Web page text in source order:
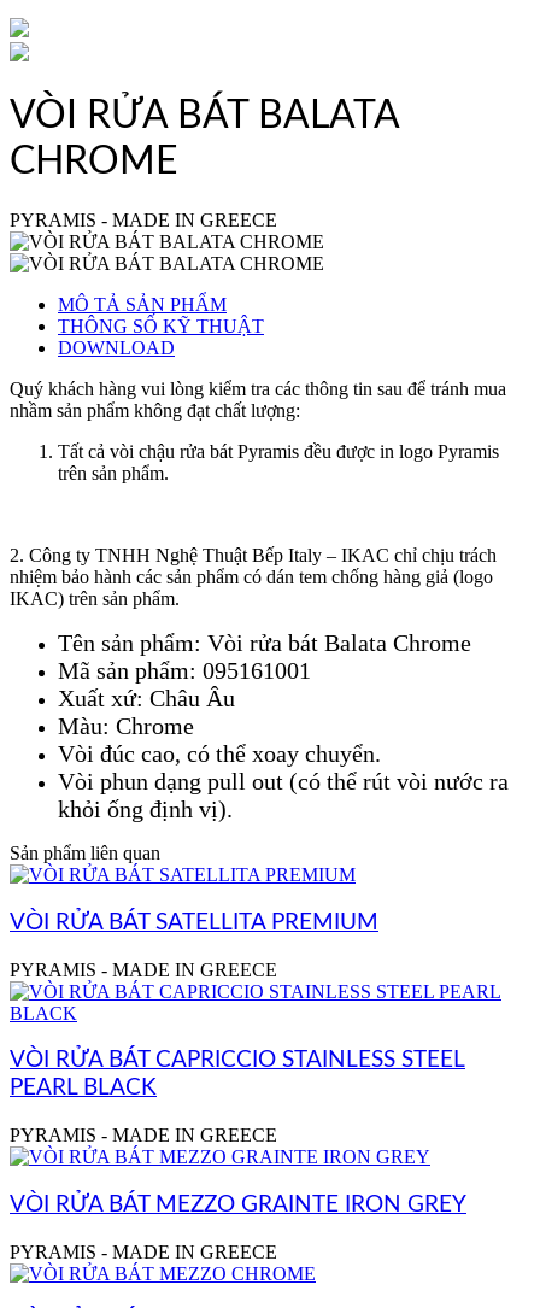
VÒI RỬA BÁT BALATA
CHROME
PYRAMIS - MADE IN GREECE
MÔ TẢ SẢN PHẨM
THÔNG SỐ KỸ THUẬT
DOWNLOAD
Quý khách hàng vui lòng kiểm tra các thông tin sau để tránh mua
nhầm sản phẩm không đạt chất lượng:
Tất cả vòi chậu rửa bát Pyramis đều được in logo Pyramis
trên sản phẩm.
2. Công ty TNHH Nghệ Thuật Bếp Italy – IKAC chỉ chịu trách
nhiệm bảo hành các sản phẩm có dán tem chống hàng giả (logo
IKAC) trên sản phẩm.
Tên sản phẩm: Vòi rửa bát Balata Chrome
Mã sản phẩm: 095161001
Xuất xứ: Châu Âu
Màu: Chrome
Vòi đúc cao, có thể xoay chuyển.
Vòi phun dạng pull out (có thể rút vòi nước ra
khỏi ống định vị).
Sản phẩm liên quan
VÒI RỬA BÁT SATELLITA PREMIUM
PYRAMIS - MADE IN GREECE
VÒI RỬA BÁT CAPRICCIO STAINLESS STEEL
PEARL BLACK
PYRAMIS - MADE IN GREECE
VÒI RỬA BÁT MEZZO GRAINTE IRON GREY
PYRAMIS - MADE IN GREECE